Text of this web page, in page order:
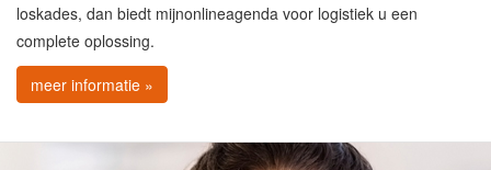
loskades, dan biedt mijnonlineagenda voor logistiek u een
complete oplossing.
meer informatie »